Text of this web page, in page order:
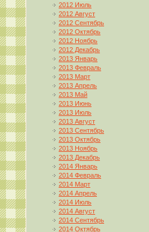
2012 Июль
2012 Август
2012 Сентябрь
2012 Октябрь
2012 Ноябрь
2012 Декабрь
2013 Январь
2013 Февраль
2013 Март
2013 Апрель
2013 Май
2013 Июнь
2013 Июль
2013 Август
2013 Сентябрь
2013 Октябрь
2013 Ноябрь
2013 Декабрь
2014 Январь
2014 Февраль
2014 Март
2014 Апрель
2014 Июль
2014 Август
2014 Сентябрь
2014 Октябрь